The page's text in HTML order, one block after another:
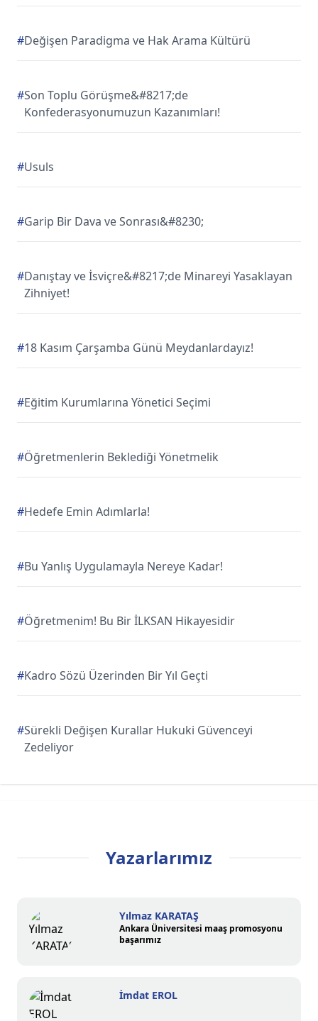
#Değişen Paradigma ve Hak Arama Kültürü
#Son Toplu Görüşme&#8217;de
Konfederasyonumuzun Kazanımları!
#Usuls
#Garip Bir Dava ve Sonrası&#8230;
#Danıştay ve İsviçre&#8217;de Minareyi Yasaklayan
Zihniyet!
#18 Kasım Çarşamba Günü Meydanlardayız!
#Eğitim Kurumlarına Yönetici Seçimi
#Öğretmenlerin Beklediği Yönetmelik
#Hedefe Emin Adımlarla!
#Bu Yanlış Uygulamayla Nereye Kadar!
#Öğretmenim! Bu Bir İLKSAN Hikayesidir
#Kadro Sözü Üzerinden Bir Yıl Geçti
#Sürekli Değişen Kurallar Hukuki Güvenceyi
Zedeliyor
Yazarlarımız
Yılmaz KARATAŞ
Ankara Üniversitesi maaş promosyonu
başarımız
İmdat EROL